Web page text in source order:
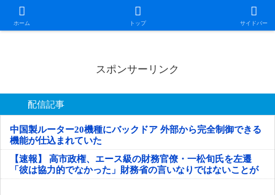
ホーム トップ サイドバー
日本第一！ニュース録
スポンサーリンク
配信記事
中国製ルーター20機種にバックドア 外部から完全制御できる
機能が仕込まれていた
【速報】 高市政権、エース級の財務官僚・一松旬氏を左遷
「彼は協力的でなかった」財務省の言いなりではないことが
判明